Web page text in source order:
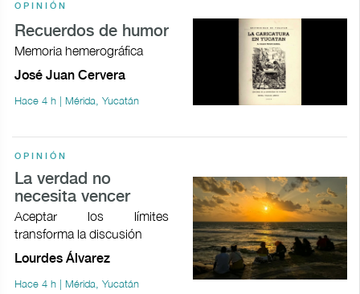
OPINIÓN
Recuerdos de humor
Memoria hemerográfica
José Juan Cervera
Hace 4 h | Mérida, Yucatán
OPINIÓN
La verdad no
necesita vencer
Aceptar los límites
transforma la discusión
Lourdes Álvarez
Hace 4 h | Mérida, Yucatán